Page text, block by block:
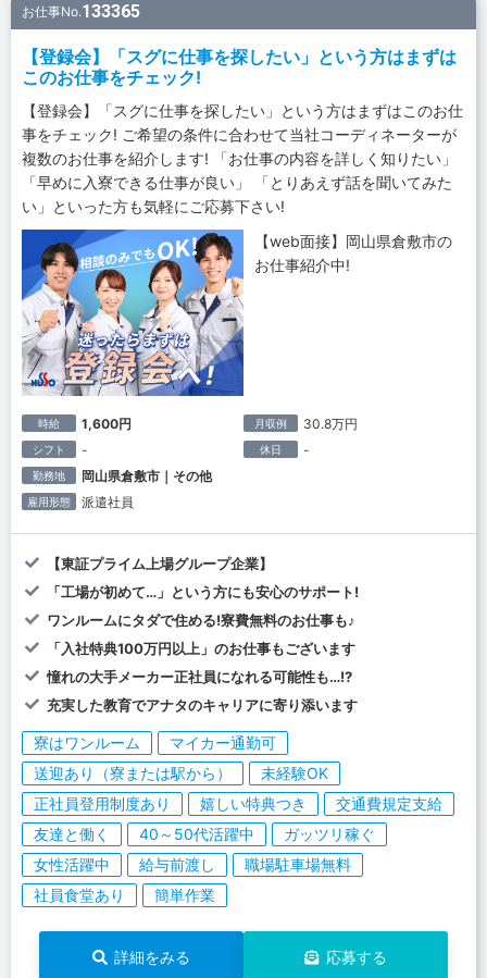
お仕事No.133365
【登録会】「スグに仕事を探したい」という方はまずは
このお仕事をチェック!
【登録会】「スグに仕事を探したい」という方はまずはこのお仕
事をチェック! ご希望の条件に合わせて当社コーディネーターが
複数のお仕事を紹介します! 「お仕事の内容を詳しく知りたい」
「早めに入寮できる仕事が良い」 「とりあえず話を聞いてみた
い」といった方も気軽にご応募下さい!
【web面接】岡山県倉敷市の
お仕事紹介中!
時給 1,600円 月収例 30.8万円
シフト - 休日 -
勤務地 岡山県倉敷市｜その他
雇用形態 派遣社員
【東証プライム上場グループ企業】
「工場が初めて…」という方にも安心のサポート!
ワンルームにタダで住める!寮費無料のお仕事も♪
「入社特典100万円以上」のお仕事もございます
憧れの大手メーカー正社員になれる可能性も…!?
充実した教育でアナタのキャリアに寄り添います
寮はワンルーム
マイカー通勤可
送迎あり（寮または駅から）
未経験OK
正社員登用制度あり
嬉しい特典つき
交通費規定支給
友達と働く
40～50代活躍中
ガッツリ稼ぐ
女性活躍中
給与前渡し
職場駐車場無料
社員食堂あり
簡単作業
詳細をみる 応募する